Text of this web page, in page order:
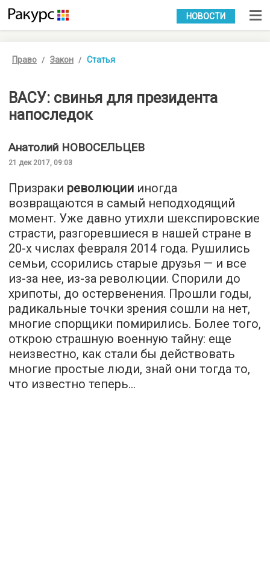
УКР РУС
НОВОСТИ
Право Закон Статья
ВАСУ: свинья для президента
напоследок
Анатолий НОВОСЕЛЬЦЕВ
21 дек 2017, 09:03
Призраки революции иногда
возвращаются в самый неподходящий
момент. Уже давно утихли шекспировские
страсти, разгоревшиеся в нашей стране в
20-х числах февраля 2014 года. Рушились
семьи, ссорились старые друзья — и все
из-за нее, из-за революции. Спорили до
хрипоты, до остервенения. Прошли годы,
радикальные точки зрения сошли на нет,
многие спорщики помирились. Более того,
открою страшную военную тайну: еще
неизвестно, как стали бы действовать
многие простые люди, знай они тогда то,
что известно теперь…